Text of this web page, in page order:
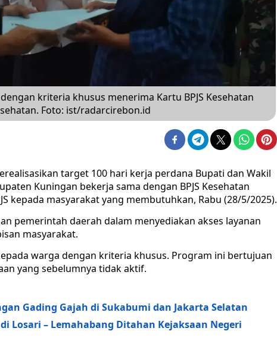
kriteria khusus menerima Kartu BPJS Kesehatan
Foto: ist/radarcirebon.id
target 100 hari kerja perdana Bupati dan Wakil
Kuningan bekerja sama dengan BPJS Kesehatan
kepada masyarakat yang membutuhkan, Rabu (28/5/2025).
pemerintah daerah dalam menyediakan akses layanan
masyarakat.
warga dengan kriteria khusus. Program ini bertujuan
yang sebelumnya tidak aktif.
Gading Gajah di Sukabumi dan Jakarta Selatan
Losari – Lemahabang Ditahan Kejaksaan Negeri